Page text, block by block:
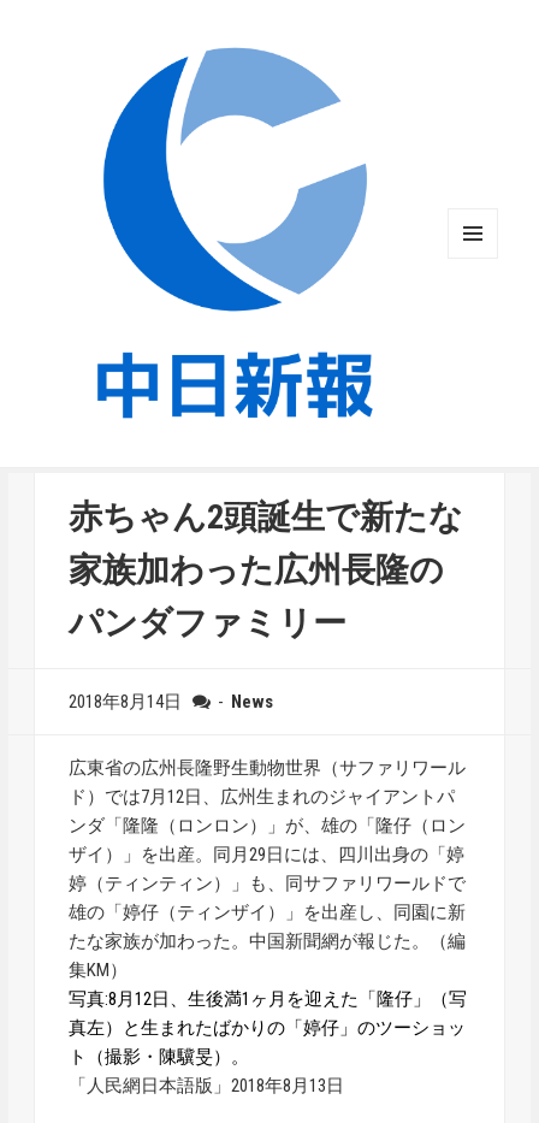
赤ちゃん2頭誕生で新たな
家族加わった広州長隆の
パンダファミリー
2018年8月14日 - News
広東省の広州長隆野生動物世界（サファリワール
ド）では7月12日、広州生まれのジャイアントパ
ンダ「隆隆（ロンロン）」が、雄の「隆仔（ロン
ザイ）」を出産。同月29日には、四川出身の「婷
婷（ティンティン）」も、同サファリワールドで
雄の「婷仔（ティンザイ）」を出産し、同園に新
たな家族が加わった。中国新聞網が報じた。（編
集KM）
写真:8月12日、生後満1ヶ月を迎えた「隆仔」（写
真左）と生まれたばかりの「婷仔」のツーショッ
ト（撮影・陳驥旻）。
「人民網日本語版」2018年8月13日